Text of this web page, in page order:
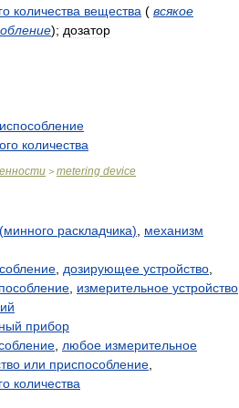
количества вещества ( всякое
); дозатор
количества
> metering device
(минного раскладчика)
механизм
дозирующее устройство
измерительное устройство
прибор
любое измерительное
или приспособление
количества